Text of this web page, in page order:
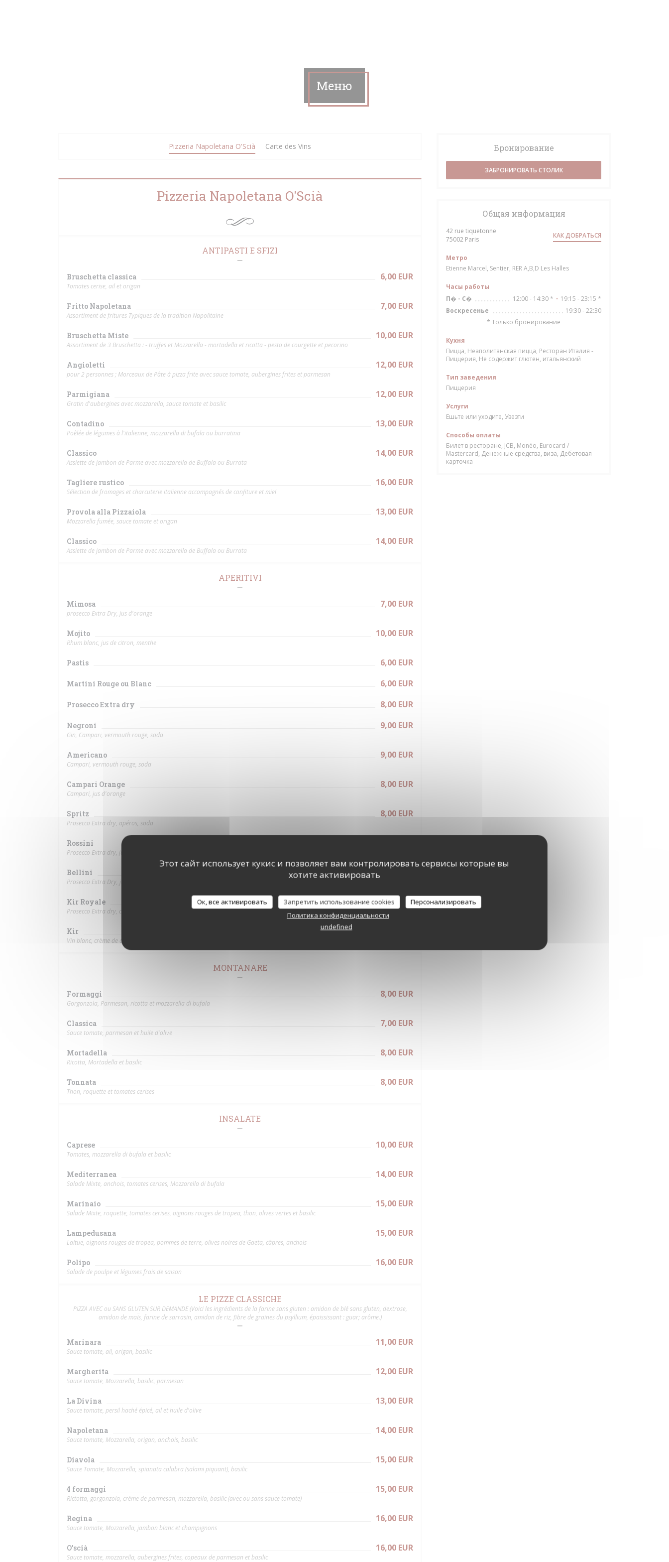
Этот сайт использует кукис и позволяет вам контролировать сервисы которые вы
хотите активировать
Ок, все активировать Запретить использование cookies
Персонализировать
Политика конфиденциальности
undefined
Меню
Pizzeria Napoletana O'Scià Carte des Vins
Pizzeria Napoletana O'Scià
ANTIPASTI E SFIZI
Bruschetta classica 6,00 EUR
Tomates cerise, ail et origan
Fritto Napoletana 7,00 EUR
Assortiment de fritures Typiques de la tradition Napolitaine
Bruschetta Miste 10,00 EUR
Assortiment de 3 Bruschetta : - truffes et Mozzarella - mortadella et ricotta - pesto de courgette et pecorino
Angioletti 12,00 EUR
pour 2 personnes ; Morceaux de Pâte à pizza frite avec sauce tomate, aubergines frites et parmesan
Parmigiana 12,00 EUR
Gratin d'aubergines avec mozzarella, sauce tomate et basilic
Contadino 13,00 EUR
Poêlée de légumes à l'italienne, mozzarella di bufala ou burratina
Classico 14,00 EUR
Assiette de jambon de Parme avec mozzarella de Buffala ou Burrata
Tagliere rustico 16,00 EUR
Sélection de fromages et charcuterie italienne accompagnés de confiture et miel
Provola alla Pizzaiola 13,00 EUR
Mozzarella fumée, sauce tomate et origan
Classico 14,00 EUR
Assiette de jambon de Parme avec mozzarella de Buffala ou Burrata
APERITIVI
Mimosa 7,00 EUR
prosecco Extra Dry, jus d'orange
Mojito 10,00 EUR
Rhum blanc, jus de citron, menthe
Pastis 6,00 EUR
Martini Rouge ou Blanc 6,00 EUR
Prosecco Extra dry 8,00 EUR
Negroni 9,00 EUR
Gin, Campari, vermouth rouge, soda
Americano 9,00 EUR
Campari, vermouth rouge, soda
Campari Orange 8,00 EUR
Campari, jus d'orange
Spritz 8,00 EUR
Prosecco Extra dry, apéros, soda
Rossini
Prosecco Extra dry, jus de fraise
Bellini 7,00 EUR
Prosecco Extra Dry, jus de pêche
Kir Royale 8,00 EUR
Prosecco Extra dry, crème de cassis, fraise ou pêche
Kir
Vin blanc, crème de cassis, fraise ou pêche
MONTANARE
Formaggi 8,00 EUR
Gorgonzola, Parmesan, ricotta et mozzarella di bufala
Classica 7,00 EUR
Sauce tomate, parmesan et huile d'olive
Mortadella 8,00 EUR
Ricotta, Mortadella et basilic
Tonnata 8,00 EUR
Thon, roquette et tomates cerises
INSALATE
Caprese 10,00 EUR
Tomates, mozzarella di bufala et basilic
Mediterranea 14,00 EUR
Salade Mixte, anchois, tomates cerises, Mozzarella di bufala
Marinaio 15,00 EUR
Salade Mixte, roquette, tomates cerises, oignons rouges de tropea, thon, olives vertes et basilic
Lampedusana 15,00 EUR
Laitue, oignons rouges de tropea, pommes de terre, olives noires de Gaeta, câpres, anchois
Polipo 16,00 EUR
Salade de poulpe et légumes frais de saison
LE PIZZE CLASSICHE
PIZZA AVEC ou SANS GLUTEN SUR DEMANDE (Voici les ingrédients de la farine sans gluten : amidon de blé sans gluten, dextrose,
amidon de maÏs, farine de sarrasin, amidon de riz, fibre de graines du psyllium, épaississant : guar; arôme.)
Marinara 11,00 EUR
Sauce tomate, ail, origan, basilic
Margherita 12,00 EUR
Sauce tomate, Mozzarella, basilic, parmesan
La Divina 13,00 EUR
Sauce tomate, persil haché épicé, ail et huile d'olive
Napoletana 14,00 EUR
Sauce tomate, Mozzarella, origan, anchois, basilic
Diavola 15,00 EUR
Sauce Tomate, Mozzarella, spianata calabra (salami piquant), basilic
4 formaggi 15,00 EUR
Rictotta, gorgonzola, crème de parmesan, mozzarella, basilic (avec ou sans sauce tomate)
Regina 16,00 EUR
Sauce tomate, Mozzarella, jambon blanc et champignons
O'scià 16,00 EUR
Sauce tomate, mozzarella, aubergines frites, copeaux de parmesan et basilic
Бронирование
ЗАБРОНИРОВАТЬ СТОЛИК
Общая информация
42 rue tiquetonne
75002 Paris((открывается в новом окне))КАК ДОБРАТЬСЯ
Метро
Etienne Marcel, Sentier, RER A,B,D Les Halles
Часы работы
П� - С� 12:00 - 14:30 * • 19:15 - 23:15 *
Воскресенье
19:30 - 22:30
* Только бронирование
Кухня
Пицца, Неаполитанская пицца, Ресторан Италия -
Пиццерия, Не содержит глютен, итальянский
Тип заведения
Пиццерия
Услуги
Ешьте или уходите, Увезти
Способы оплаты
Билет в ресторане, JCB, Monéo, Eurocard /
Mastercard, Денежные средства, виза, Дебетовая
карточка